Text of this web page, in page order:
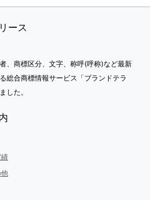
ース
、商標区分、文字、称呼(呼称)など最新
総合商標情報サービス「ブランドテラ
した。